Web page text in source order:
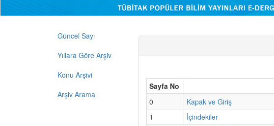
Güncel Sayı
Yıllara Göre Arşiv
Konu Arşivi
Arşiv Arama
Sayfa No
0
Kapak ve Giriş
1
İçindekiler